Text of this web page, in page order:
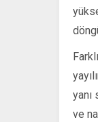
ve